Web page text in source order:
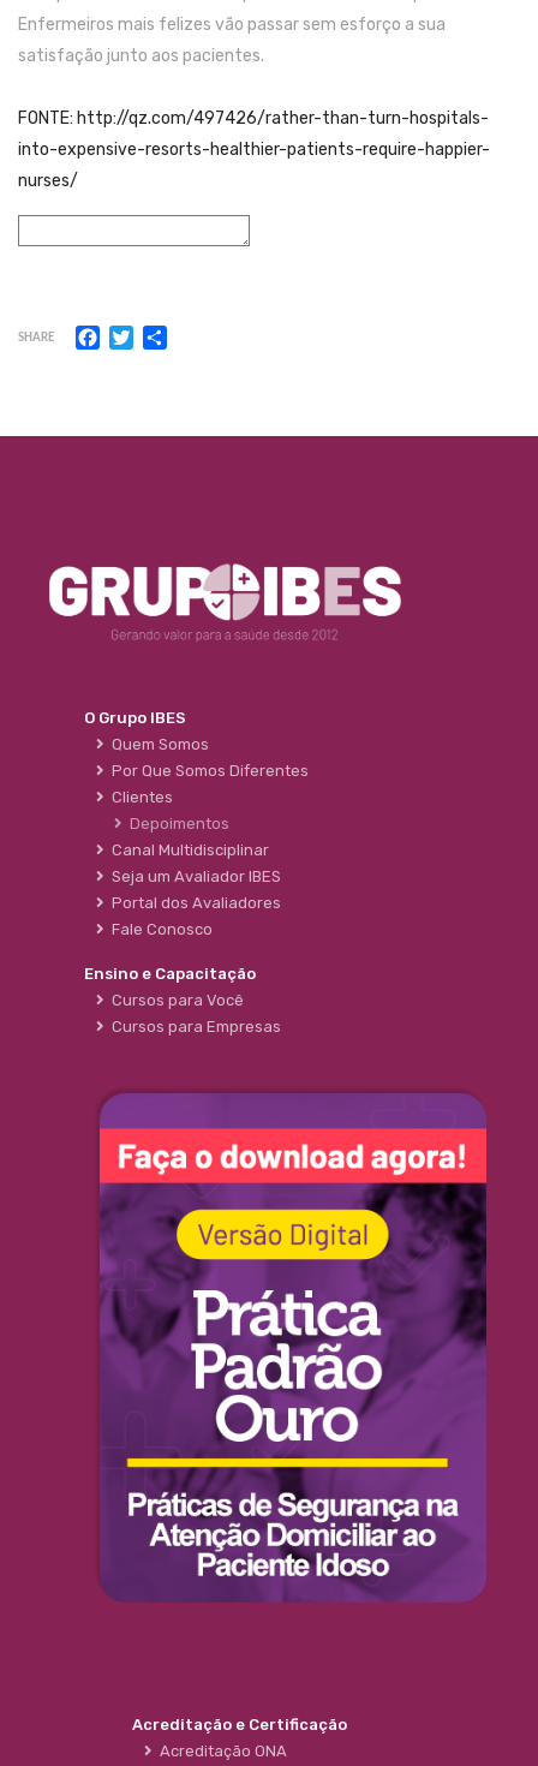
Enfermeiros mais felizes vão passar sem esforço a sua
satisfação junto aos pacientes.
FONTE: http://qz.com/497426/rather-than-turn-hospitals-
into-expensive-resorts-healthier-patients-require-happier-
nurses/
SHARE Facebook
Twitter
O Grupo IBES
Quem Somos
Por Que Somos Diferentes
Clientes
Depoimentos
Canal Multidisciplinar
Seja um Avaliador IBES
Portal dos Avaliadores
Fale Conosco
Ensino e Capacitação
Cursos para Você
Cursos para Empresas
Acreditação e Certificação
Acreditação ONA